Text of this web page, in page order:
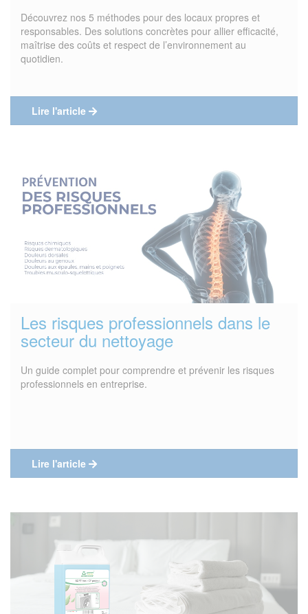
Découvrez nos 5 méthodes pour des locaux propres et
responsables. Des solutions concrètes pour allier efficacité,
maîtrise des coûts et respect de l’environnement au
quotidien.
Lire l'article
Les risques professionnels dans le
secteur du nettoyage
Un guide complet pour comprendre et prévenir les risques
professionnels en entreprise.
Lire l'article